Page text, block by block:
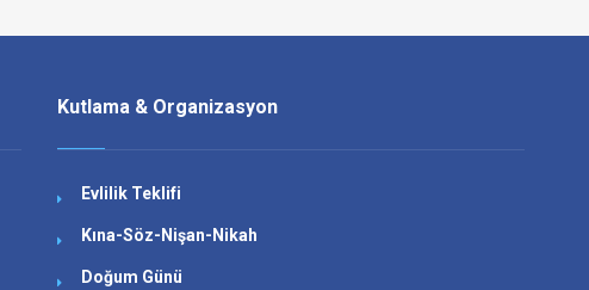
Kutlama & Organizasyon
Evlilik Teklifi
Kına-Söz-Nişan-Nikah
Doğum Günü